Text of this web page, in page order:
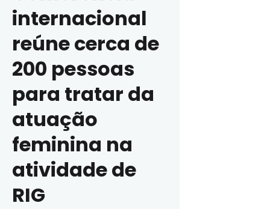
internacional
reúne cerca de
200 pessoas
para tratar da
atuação
feminina na
atividade de
RIG